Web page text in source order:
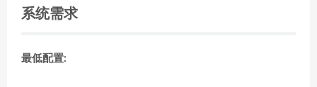
系统需求
最低配置: